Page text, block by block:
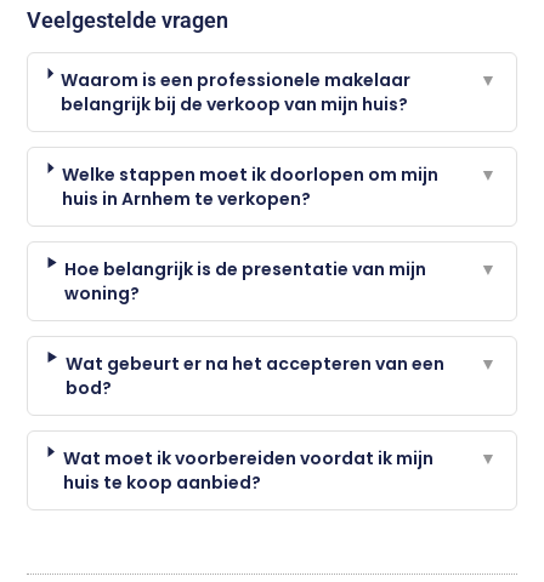
Veelgestelde vragen
Waarom is een professionele makelaar
belangrijk bij de verkoop van mijn huis?
▼
Welke stappen moet ik doorlopen om mijn
huis in Arnhem te verkopen?
▼
Hoe belangrijk is de presentatie van mijn
woning?
▼
Wat gebeurt er na het accepteren van een
bod?
▼
Wat moet ik voorbereiden voordat ik mijn
huis te koop aanbied?
▼